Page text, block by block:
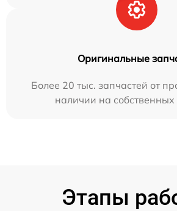
Оригинальные
Более 20 тыс. запчастей от
наличии на собственных
Этапы